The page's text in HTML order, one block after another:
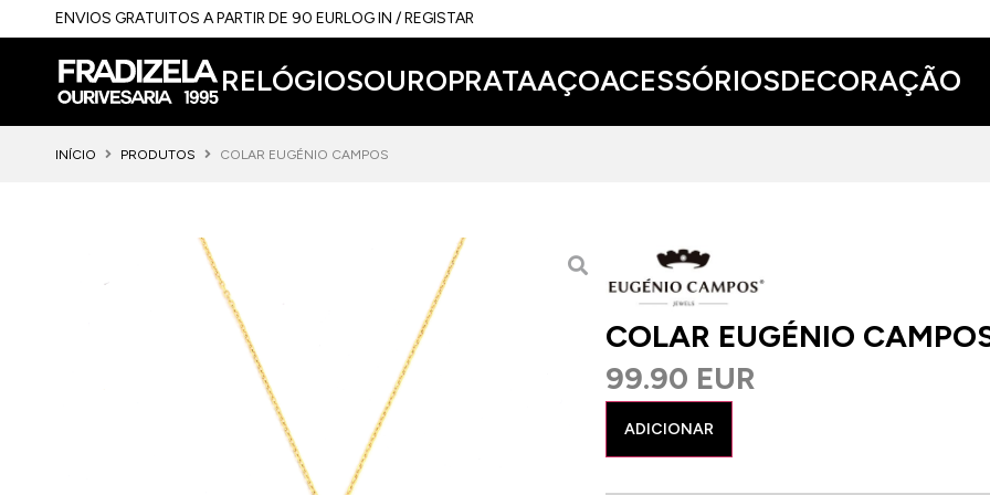
ENVIOS GRATUITOS A PARTIR DE 90 EURLOG IN / REGISTAR
RELÓGIOSOUROPRATAAÇOACESSÓRIOSDECORAÇÃO
INÍCIO PRODUTOS COLAR EUGÉNIO CAMPOS
COLAR EUGÉNIO
99.90 EUR
ADICIONAR